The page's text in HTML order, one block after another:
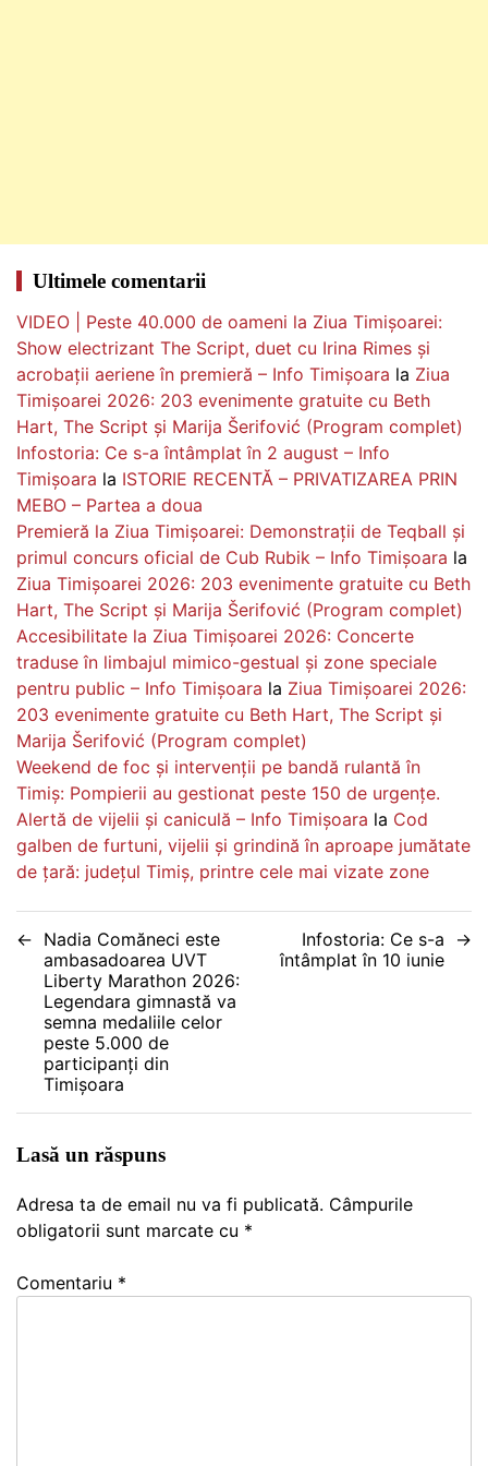
Ultimele comentarii
VIDEO | Peste 40.000 de oameni la Ziua Timișoarei:
Show electrizant The Script, duet cu Irina Rimes și
acrobații aeriene în premieră – Info Timișoara la Ziua
Timișoarei 2026: 203 evenimente gratuite cu Beth
Hart, The Script și Marija Šerifović (Program complet)
Infostoria: Ce s-a întâmplat în 2 august – Info
Timișoara la ISTORIE RECENTĂ – PRIVATIZAREA PRIN
MEBO – Partea a doua
Premieră la Ziua Timișoarei: Demonstrații de Teqball și
primul concurs oficial de Cub Rubik – Info Timișoara la
Ziua Timișoarei 2026: 203 evenimente gratuite cu Beth
Hart, The Script și Marija Šerifović (Program complet)
Accesibilitate la Ziua Timișoarei 2026: Concerte
traduse în limbajul mimico-gestual și zone speciale
pentru public – Info Timișoara la Ziua Timișoarei 2026:
203 evenimente gratuite cu Beth Hart, The Script și
Marija Šerifović (Program complet)
Weekend de foc și intervenții pe bandă rulantă în
Timiș: Pompierii au gestionat peste 150 de urgențe.
Alertă de vijelii și caniculă – Info Timișoara la Cod
galben de furtuni, vijelii și grindină în aproape jumătate
de țară: județul Timiș, printre cele mai vizate zone
Navigare
articole
Nadia Comăneci este
ambasadoarea UVT
Liberty Marathon 2026:
Legendara gimnastă va
semna medaliile celor
peste 5.000 de
participanți din
Timișoara
Infostoria: Ce s-a
întâmplat în 10 iunie
Lasă un răspuns
Adresa ta de email nu va fi publicată. Câmpurile
obligatorii sunt marcate cu *
Comentariu *